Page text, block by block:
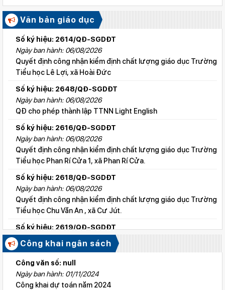
quốc gia
Văn bản giáo dục
Số ký hiệu: 2614/QĐ-SGDĐT
Ngày ban hành: 06/08/2026
Quyết định công nhận kiểm định chất lượng giáo dục Trường
Tiểu học Lê Lợi, xã Hoài Đức
Số ký hiệu: 2648/QĐ-SGDĐT
Ngày ban hành: 06/08/2026
QĐ cho phép thành lập TTNN Light English
Số ký hiệu: 2616/QĐ-SGDĐT
Ngày ban hành: 06/08/2026
Quyết định công nhận kiểm định chất lượng giáo dục Trường
Tiểu học Phan Rí Cửa 1, xã Phan Rí Cửa.
Số ký hiệu: 2618/QĐ-SGDĐT
Ngày ban hành: 06/08/2026
Quyết định công nhận kiểm định chất lượng giáo dục Trường
Tiểu học Chu Văn An , xã Cư Jút.
Số ký hiệu: 2619/QĐ-SGDĐT
Ngày ban hành: 06/08/2026
Quyết định công nhận kiểm định chất lượng giáo dục Trường
Tiểu học Lý Tự Trọng , xã Cư Jút.
Số ký hiệu: 2615/QĐ-SGDĐT
Ngày ban hành: 06/08/2026
Công khai ngân sách
Công văn số: null
Ngày ban hành: 01/11/2024
Công khai dự toán năm 2024